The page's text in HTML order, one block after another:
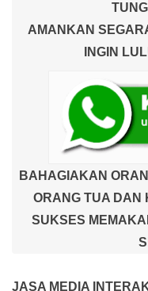
AMANKAN
INGIN
BAHAGIAKAN
ORANG TUA DAN
SUKSES
JASA MEDIA